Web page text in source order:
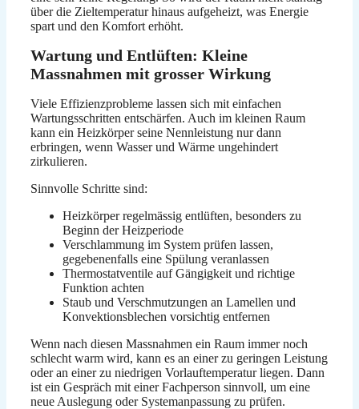
über die Zieltemperatur hinaus aufgeheizt, was Energie
spart und den Komfort erhöht.
Wartung und Entlüften: Kleine
Massnahmen mit grosser Wirkung
Viele Effizienzprobleme lassen sich mit einfachen
Wartungsschritten entschärfen. Auch im kleinen Raum
kann ein Heizkörper seine Nennleistung nur dann
erbringen, wenn Wasser und Wärme ungehindert
zirkulieren.
Sinnvolle Schritte sind:
Heizkörper regelmässig entlüften, besonders zu
Beginn der Heizperiode
Verschlammung im System prüfen lassen,
gegebenenfalls eine Spülung veranlassen
Thermostatventile auf Gängigkeit und richtige
Funktion achten
Staub und Verschmutzungen an Lamellen und
Konvektionsblechen vorsichtig entfernen
Wenn nach diesen Massnahmen ein Raum immer noch
schlecht warm wird, kann es an einer zu geringen Leistung
oder an einer zu niedrigen Vorlauftemperatur liegen. Dann
ist ein Gespräch mit einer Fachperson sinnvoll, um eine
neue Auslegung oder Systemanpassung zu prüfen.